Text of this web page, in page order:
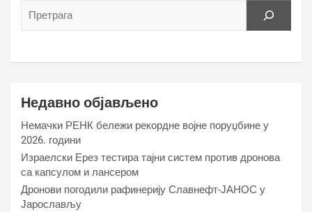
Недавно објављено
Немачки РЕНК бележи рекордне војне поруџбине у
2026. години
Израелски Ерез тестира тајни систем против дронова
са капсулом и лансером
Дронови погодили рафинерију Славнефт-ЈАНОС у
Јарослављу